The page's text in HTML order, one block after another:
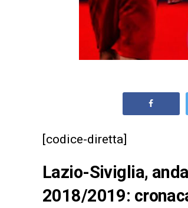
[codice-diretta]
Lazio-Siviglia,
2018/2019: